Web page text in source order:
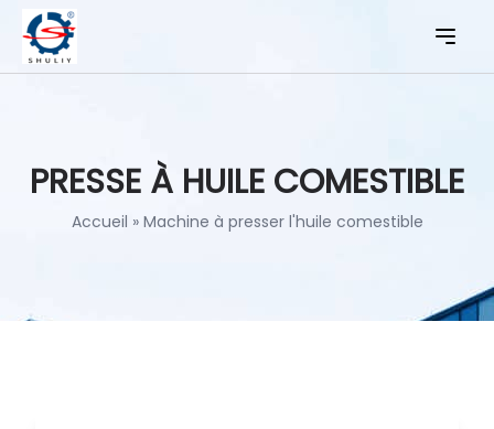
PRESSE À HUILE COMESTIBLE
Accueil » Machine à presser l'huile comestible